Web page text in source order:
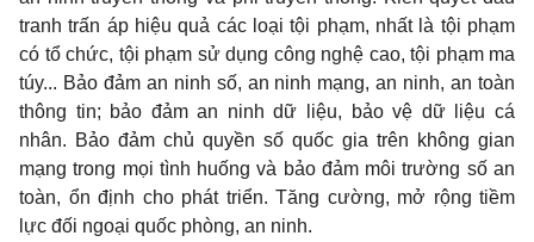
tranh trấn áp hiệu quả các loại tội phạm, nhất là tội phạm
có tổ chức, tội phạm sử dụng công nghệ cao, tội phạm ma
túy... Bảo đảm an ninh số, an ninh mạng, an ninh, an toàn
thông tin; bảo đảm an ninh dữ liệu, bảo vệ dữ liệu cá
nhân. Bảo đảm chủ quyền số quốc gia trên không gian
mạng trong mọi tình huống và bảo đảm môi trường số an
toàn, ổn định cho phát triển. Tăng cường, mở rộng tiềm
lực đối ngoại quốc phòng, an ninh.